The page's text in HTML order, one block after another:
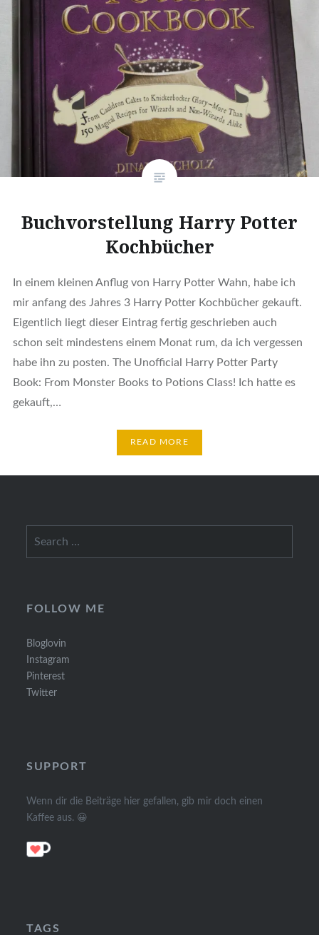
Buchvorstellung Harry Potter
Kochbücher
In einem kleinen Anflug von Harry Potter Wahn, habe ich
mir anfang des Jahres 3 Harry Potter Kochbücher gekauft.
Eigentlich liegt dieser Eintrag fertig geschrieben auch
schon seit mindestens einem Monat rum, da ich vergessen
habe ihn zu posten. The Unofficial Harry Potter Party
Book: From Monster Books to Potions Class! Ich hatte es
gekauft,…
READ MORE
FOLLOW ME
Bloglovin
Instagram
Pinterest
Twitter
SUPPORT
Wenn dir die Beiträge hier gefallen, gib mir doch einen
Kaffee aus. 😀
TAGS